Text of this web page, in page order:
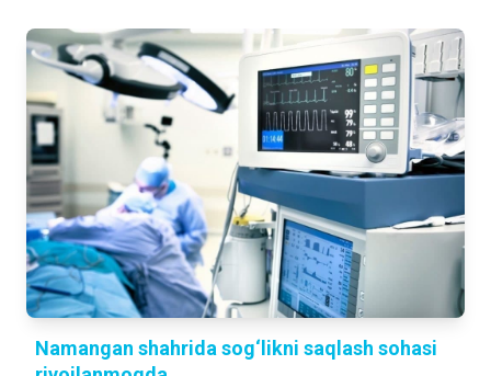
Namangan shahrida sog‘likni saqlash sohasi